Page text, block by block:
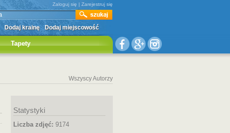
Zaloguj się | Zarejestruj się
Dodaj krainę Dodaj miejscowość
Tapety
Wszyscy Autorzy
Statystyki
Liczba zdjęć: 9174